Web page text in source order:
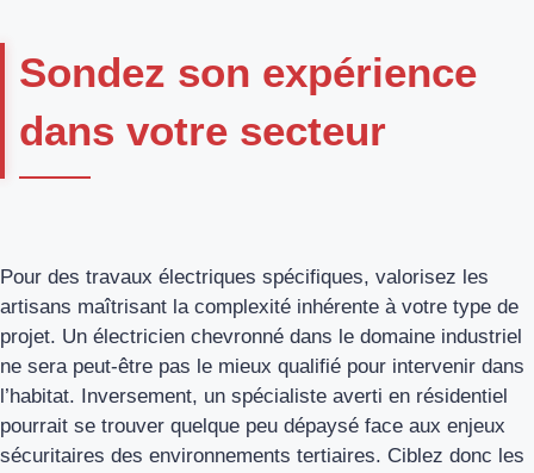
Sondez son expérience
dans votre secteur
Pour des travaux électriques spécifiques, valorisez les
artisans maîtrisant la complexité inhérente à votre type de
projet. Un électricien chevronné dans le domaine industriel
ne sera peut-être pas le mieux qualifié pour intervenir dans
l’habitat. Inversement, un spécialiste averti en résidentiel
pourrait se trouver quelque peu dépaysé face aux enjeux
sécuritaires des environnements tertiaires. Ciblez donc les